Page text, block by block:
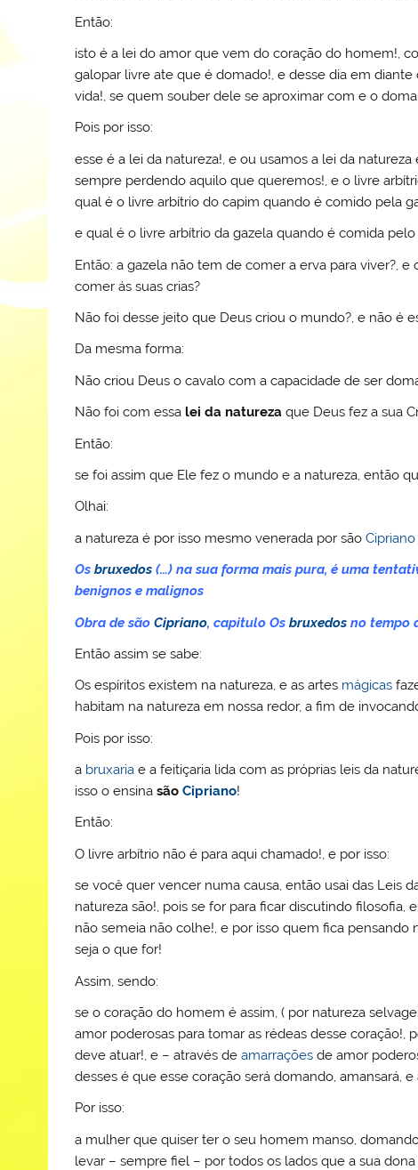
Então:
isto é a lei do amor que vem do coração do homem!,
galopar livre ate que é domado!, e desse dia em
vida!, se quem souber dele se aproximar com e o
Pois por isso:
esse é a lei da natureza!, e ou usamos a lei da
sempre perdendo aquilo que queremos!, e o livre
qual é o livre arbítrio do capim quando é comido pela
e qual é o livre arbítrio da gazela quando é comida pelo
Então: a gazela não tem de comer a erva para viver?,
comer ás suas crias?
Não foi desse jeito que Deus criou o mundo?, e não é
Da mesma forma:
Não criou Deus o cavalo com a capacidade de ser
Não foi com essa lei da natureza que Deus fez a sua
Então:
se foi assim que Ele fez o mundo e a natureza, então
Olhai:
a natureza é por isso mesmo venerada por sãoCipriano
Osbruxedos (…) na sua forma mais pura, é uma
benignos e malignos
Obra de sãoCipriano, capitulo Osbruxedos no tempo
Então assim se sabe:
Os espíritos existem na natureza, e as artes mágicas
habitam na natureza em nossa redor, a fim de
Pois por isso:
a bruxaria e a feitiçaria lida com as próprias leis da
isso o ensinasãoCipriano!
Então:
O livre arbítrio não é para aqui chamado!, e por isso:
se você quer vencer numa causa, então usai das Leis
natureza são!, pois se for para ficar discutindo
não semeia não colhe!, e por isso quem fica
seja o que for!
Assim, sendo:
se o coração do homem é assim, ( por natureza
amor poderosas para tomar as rédeas desse
deve atuar!, e – através deamarrações de amor
desses é que esse coração será domando, amansará,
Por isso:
a mulher que quiser ter o seu homem manso,
levar – sempre fiel – por todos os lados que a sua